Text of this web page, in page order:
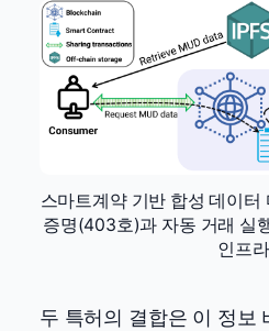
스마트계약 기반 합성 데이터
증명(403호)과 자동 거래 실
인프
두 특허의 결합은 이 정보